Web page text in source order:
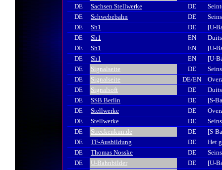
DE
Sachsen Stellwerke DE
DE
Schwebebahn DE
DE
Sh1 DE
[U-
DE
Sh1 EN
DE
Sh1 EN
[U-
DE
Sh1 EN
[U-
DE
Signalseite DE
DE
Signalseite DE/EN
DE
Signalsoft DE
DE
SSB Berlin DE
[S-
DE
Stellwerke DE
DE
Stellwerke DE
DE
Streckenkun.de DE
[S-
DE
TF-Ausbildung DE
Het
DE
Thomas Nosske DE
DE
U-Bahnbilder DE
[U-